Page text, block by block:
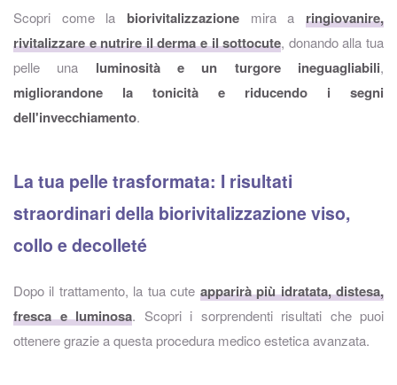
Scopri come la biorivitalizzazione mira a ringiovanire,
rivitalizzare e nutrire il derma e il sottocute, donando alla tua
pelle una luminosità e un turgore ineguagliabili,
migliorandone la tonicità e riducendo i segni
dell'invecchiamento.
La tua pelle trasformata: I risultati
straordinari della biorivitalizzazione viso,
collo e decolleté
Dopo il trattamento, la tua cute apparirà più idratata, distesa,
fresca e luminosa. Scopri i sorprendenti risultati che puoi
ottenere grazie a questa procedura medico estetica avanzata.